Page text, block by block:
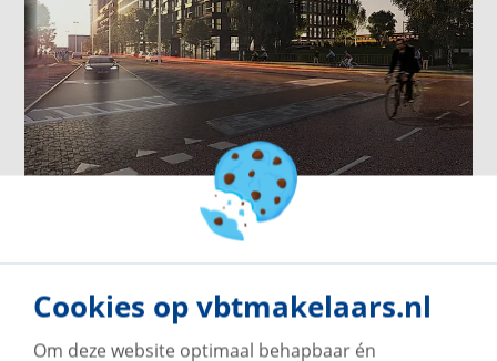
1 woning beschikbaar
Cookies op vbtmakelaars.nl
Om deze website optimaal behapbaar én